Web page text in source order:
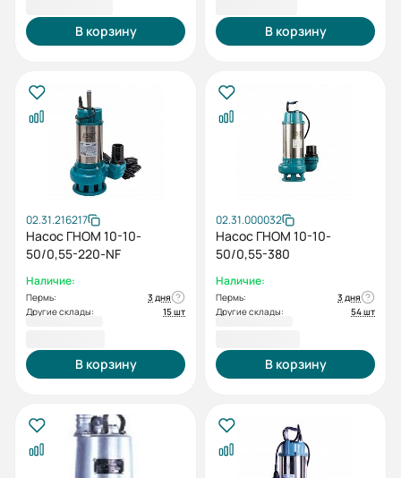
В корзину В корзину
02.31.216217
Насос ГНОМ 10-10-
50/0,55-220-NF
Наличие:
Пермь:
3 дня
Другие склады:
15 шт
В корзину
02.31.000032
Насос ГНОМ 10-10-
50/0,55-380
Наличие:
Пермь:
3 дня
Другие склады:
54 шт
В корзину